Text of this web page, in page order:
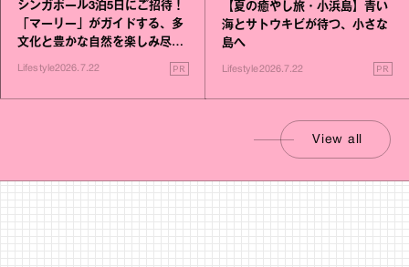
シンガポール3泊5日にご招待！
「マーリー」がガイドする、多
文化と豊かな自然を楽しみ尽く
す旅
Lifestyle2026.7.22 PR
【夏の癒やし旅・小浜島】青い
海とサトウキビが待つ、小さな
島へ
Lifestyle2026.7.22 PR
View all